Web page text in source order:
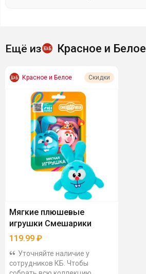
Ещё из Красное и Белое
Красное и Белое Скидки
Мягкие плюшевые
игрушки Смешарики
119.99 ₽
Уточняйте наличие у
сотрудников КБ. Чтобы